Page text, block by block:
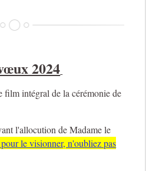
2024
film intégral de la cérémonie de
l'allocution de Madame le
le visionner, n'oubliez pas